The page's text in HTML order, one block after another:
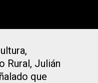
Rural, Julián
que